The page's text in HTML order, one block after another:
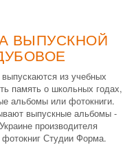
ВЫПУСКНОЙ
из учебных
память о школьных годах,
альбомы или фотокниги.
выпускные альбомы -
производителя
фотокниг Студии Форма.